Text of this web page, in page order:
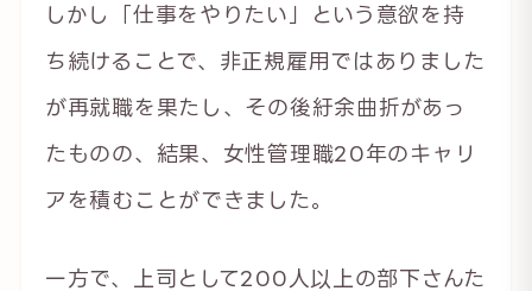
しかし「仕事をやりたい」という意欲を持
ち続けることで、非正規雇用ではありました
が再就職を果たし、その後紆余曲折があっ
たものの、結果、女性管理職20年のキャリ
アを積むことができました。
一方で、上司として200人以上の部下さんた